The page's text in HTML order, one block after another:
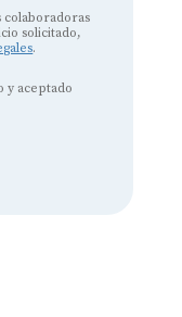
colaboradoras
solicitado,
.
y aceptado